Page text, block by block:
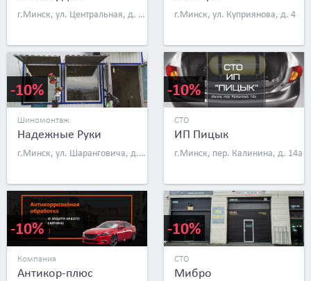
г.Минск, ул. Центральная, д. 1А г.Минск, ул. Куприянова, д. 4
-10%
Шиномонтаж
Надежные Руки
г.Минск, ул. Шаранговича, д. 19
-10%
СТО
ИП Пицык
г.Минск, пер. Калинина, д. 14а
-10%
Компания
Антикор-плюс
-10%
СТО
Мибро